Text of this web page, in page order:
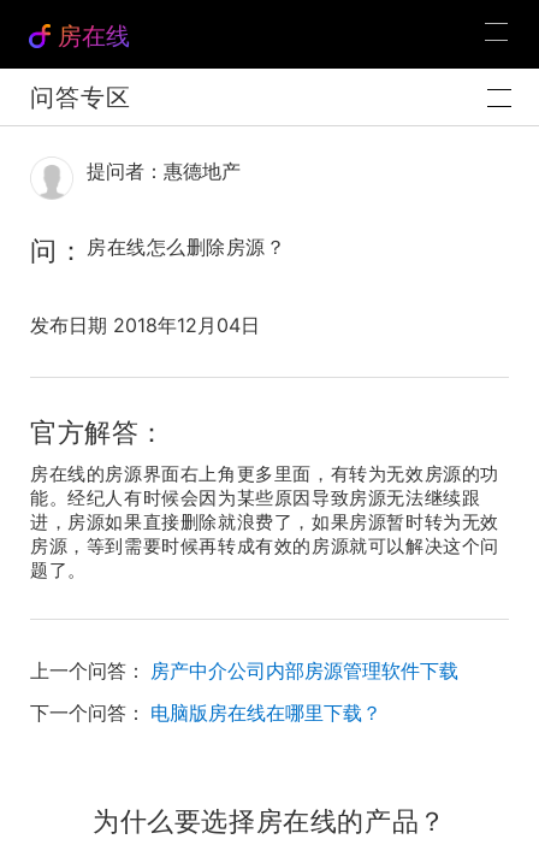
房在线
问答专区
提问者：惠德地产
问： 房在线怎么删除房源？
发布日期 2018年12月04日
官方解答：
房在线的房源界面右上角更多里面，有转为无效房源的功
能。经纪人有时候会因为某些原因导致房源无法继续跟
进，房源如果直接删除就浪费了，如果房源暂时转为无效
房源，等到需要时候再转成有效的房源就可以解决这个问
题了。
上一个问答： 房产中介公司内部房源管理软件下载
下一个问答： 电脑版房在线在哪里下载？
为什么要选择房在线的产品？